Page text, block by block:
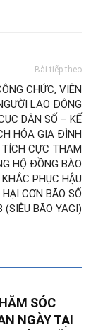
Bài tiếp theo
CHỨC, VIÊN
LAO ĐỘNG
DÂN SỐ – KẾ
HÓA GIA ĐÌNH
TÍCH CỰC THAM
HỘ ĐỒNG BÀO
PHỤC HẬU
CƠN BÃO SỐ
(SIÊU BÃO YAGI)
SÓC
NGÀY TẠI